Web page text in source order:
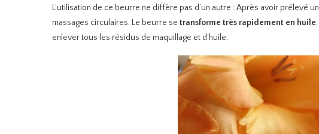
L’utilisation de ce beurre ne diffère pas d’un autre : Après avoir prélevé
massages circulaires. Le beurre se transforme très rapidement en huile
enlever tous les résidus de maquillage et d’huile.